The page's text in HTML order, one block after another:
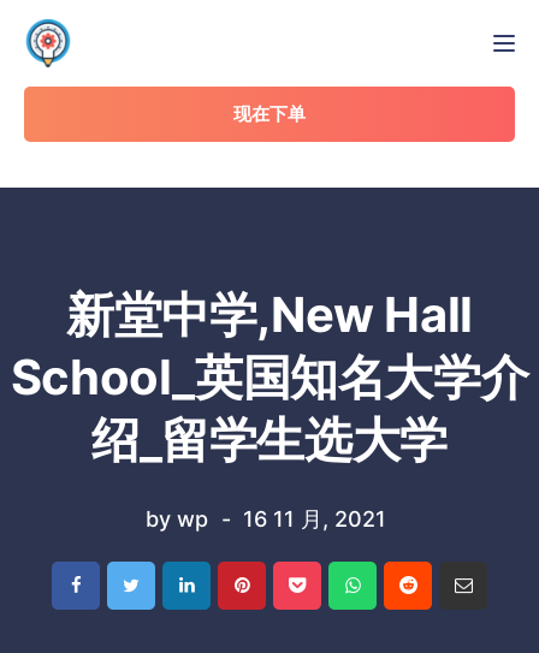
现在下单
新堂中学,New Hall
School_英国知名大学介
绍_留学生选大学
by wp 16 11 月, 2021